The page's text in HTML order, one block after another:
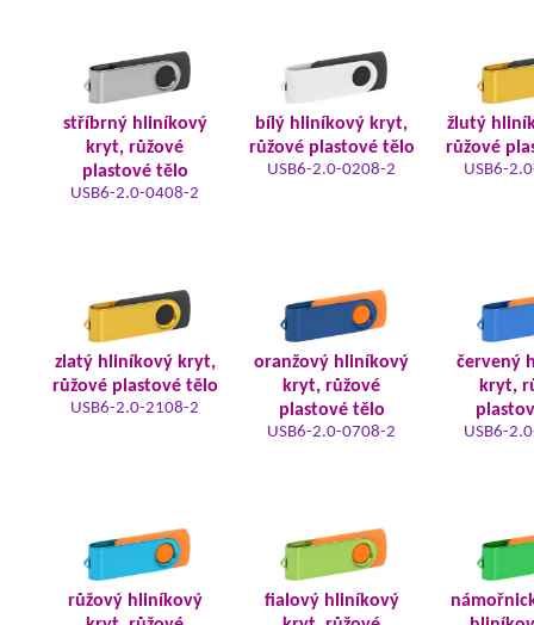
stříbrný hliníkový
kryt, růžové
plastové tělo
USB6-2.0-0408-2
bílý hliníkový kryt,
růžové plastové tělo
USB6-2.0-0208-2
žlutý
růžové
USB6-
zlatý hliníkový kryt,
růžové plastové tělo
USB6-2.0-2108-2
oranžový hliníkový
kryt, růžové
plastové tělo
USB6-2.0-0708-2
červený
kryt,
USB6-
růžový hliníkový
fialový hliníkový